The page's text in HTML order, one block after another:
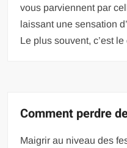
vous parviennent par
laissant une sensation
Le plus souvent, c’est le
Comment perdre
Maigrir au niveau des